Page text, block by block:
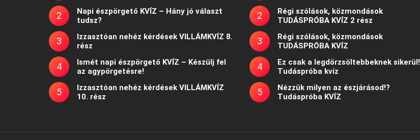
Napi észpörgető KVÍZ – Hány jó választ
tudsz?
Izzasztóan nehéz kérdések VILLÁMKVÍZ 8.
rész
Ismét napi észpörgető KVÍZ – Készülj fel
az agypörgetésre!
Izzasztóan nehéz kérdések VILLÁMKVÍZ
10. rész
Régi szólások, közmondások
TUDÁSPRÓBA KVÍZ 2 rész
Régi szólások, közmondások
TUDÁSPRÓBA KVÍZ
Ez csak a legdörzsöltebbeknek sikerül!
Tudáspróba kvíz
Nézzük milyen az észjárásod!?
Tudáspróba KVÍZ